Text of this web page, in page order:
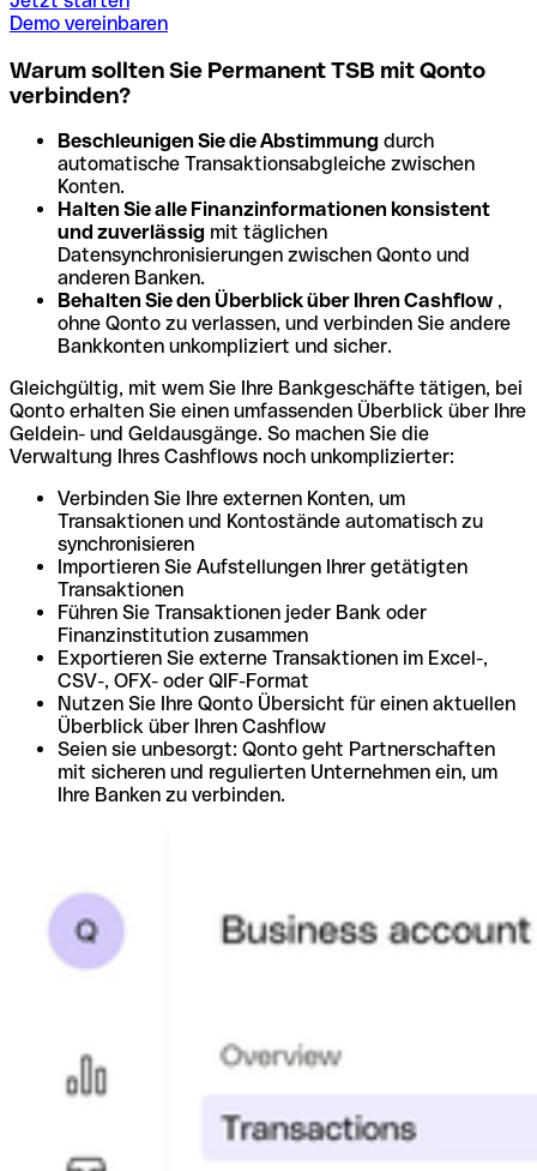
Demo vereinbaren
Warum sollten Sie Permanent TSB mit Qonto
verbinden?
Beschleunigen Sie die Abstimmung durch
automatische Transaktionsabgleiche zwischen
Konten.
Halten Sie alle Finanzinformationen konsistent
und zuverlässig mit täglichen
Datensynchronisierungen zwischen Qonto und
anderen Banken.
Behalten Sie den Überblick über Ihren Cashflow ,
ohne Qonto zu verlassen, und verbinden Sie andere
Bankkonten unkompliziert und sicher.
Gleichgültig, mit wem Sie Ihre Bankgeschäfte tätigen, bei
Qonto erhalten Sie einen umfassenden Überblick über Ihre
Geldein- und Geldausgänge. So machen Sie die
Verwaltung Ihres Cashflows noch unkomplizierter:
Verbinden Sie Ihre externen Konten, um
Transaktionen und Kontostände automatisch zu
synchronisieren
Importieren Sie Aufstellungen Ihrer getätigten
Transaktionen
Führen Sie Transaktionen jeder Bank oder
Finanzinstitution zusammen
Exportieren Sie externe Transaktionen im Excel-,
CSV-, OFX- oder QIF-Format
Nutzen Sie Ihre Qonto Übersicht für einen aktuellen
Überblick über Ihren Cashflow
Seien sie unbesorgt: Qonto geht Partnerschaften
mit sicheren und regulierten Unternehmen ein, um
Ihre Banken zu verbinden.